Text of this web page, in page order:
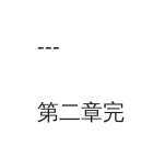
---
第二章完